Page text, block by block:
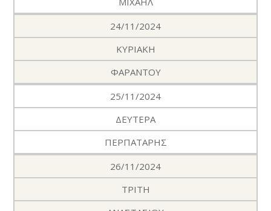
24/11/2024
ΚΥΡΙΑΚΗ
ΦΑΡΑΝΤΟΥ
25/11/2024
ΔΕΥΤΕΡΑ
ΠΕΡΠΑΤΑΡΗΣ
26/11/2024
ΤΡΙΤΗ